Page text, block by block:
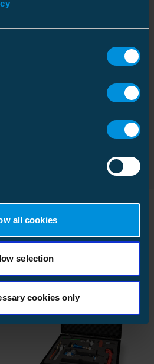
all cookies
selection
cookies only
Download